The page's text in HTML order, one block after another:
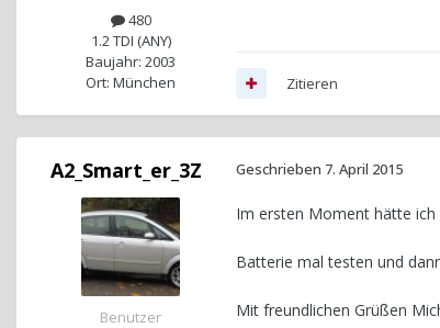
480
1.2 TDI (ANY)
Baujahr: 2003
Ort: München
Zitieren
A2_Smart_er_3Z
Benutzer
Geschrieben 7. April 2015
Im ersten Moment hätte ich
Batterie mal testen und
Mit freundlichen Grüßen